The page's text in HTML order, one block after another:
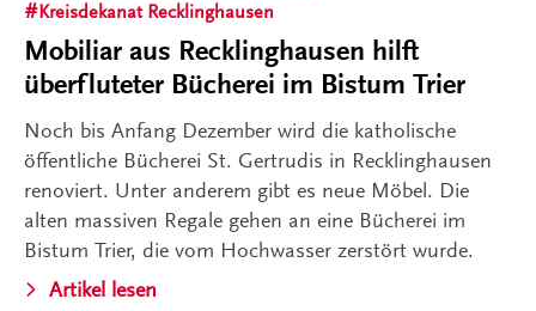
Kreisdekanat Recklinghausen
Mobiliar aus Recklinghausen hilft
überfluteter Bücherei im Bistum Trier
Noch bis Anfang Dezember wird die katholische
öffentliche Bücherei St. Gertrudis in Recklinghausen
renoviert. Unter anderem gibt es neue Möbel. Die
alten massiven Regale gehen an eine Bücherei im
Bistum Trier, die vom Hochwasser zerstört wurde.
Artikel lesen